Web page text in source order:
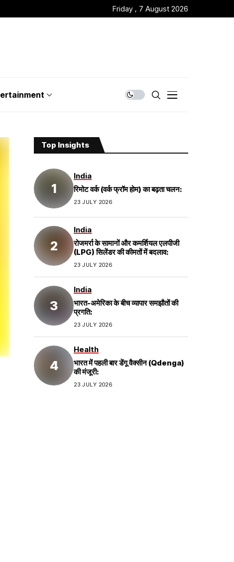
Friday , 7 August 2026
Top Insights
India
रिमोट वर्क (वर्क फ्रॉम होम) का बढ़ता चलन:
23 JULY 2026
India
रोजमर्रा के सामानों और कमर्शियल एलपीजी
(LPG) सिलेंडर की कीमतों में बदलाव:
23 JULY 2026
India
भारत-अमेरिका के बीच व्यापार समझौतों की
प्रगति:
23 JULY 2026
Health
भारत में पहली बार डेंगू वैक्सीन (Qdenga)
की मंजूरी:
23 JULY 2026